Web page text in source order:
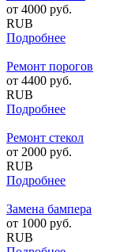
от 4000 руб.
RUB
Подробнее
Ремонт порогов
от 4400 руб.
RUB
Подробнее
Ремонт стекол
от 2000 руб.
RUB
Подробнее
Замена бампера
от 1000 руб.
RUB